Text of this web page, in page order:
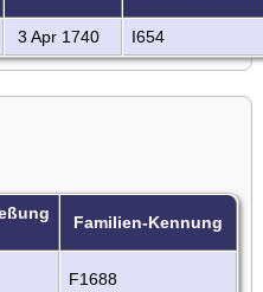
3 Apr 1740 I654
Familien-Kennung
F1688